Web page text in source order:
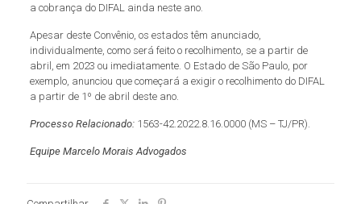
a cobrança do DIFAL ainda neste ano.
Apesar deste Convênio, os estados têm anunciado,
individualmente, como será feito o recolhimento, se a partir de
abril, em 2023 ou imediatamente. O Estado de São Paulo, por
exemplo, anunciou que começará a exigir o recolhimento do DIFAL
a partir de 1º de abril deste ano.
Processo Relacionado:1563-42.2022.8.16.0000 (MS – TJ/PR).
Equipe Marcelo Morais Advogados